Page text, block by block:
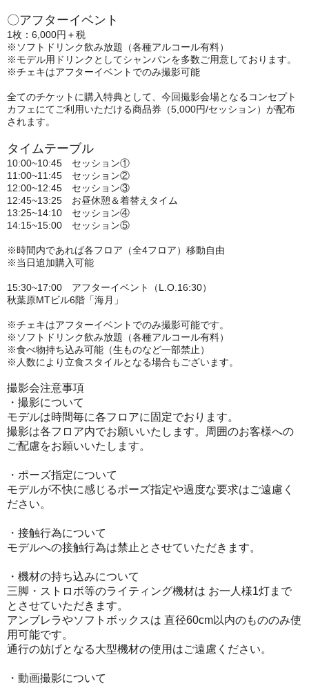
〇アフターイベント
1枚：6,000円＋税
※ソフトドリンク飲み放題（各種アルコール有料）
※モデル用ドリンクとしてシャンパンを多数ご用意しております。
※チェキはアフターイベントでのみ撮影可能
全てのチケットに購入特典として、今回撮影会場となるコンセプト
カフェにてご利用いただける商品券（5,000円/セッション）が配布
されます。
タイムテーブル
10:00~10:45 セッション①
11:00~11:45 セッション②
12:00~12:45 セッション③
12:45~13:25 お昼休憩＆着替えタイム
13:25~14:10 セッション④
14:15~15:00 セッション⑤
※時間内であれば各フロア（全4フロア）移動自由
※当日追加購入可能
15:30~17:00 アフターイベント（L.O.16:30）
秋葉原MTビル6階「海月」
※チェキはアフターイベントでのみ撮影可能です。
※ソフトドリンク飲み放題（各種アルコール有料）
※食べ物持ち込み可能（生ものなど一部禁止）
※人数により立食スタイルとなる場合もございます。
撮影会注意事項
・撮影について
モデルは時間毎に各フロアに固定でおります。
撮影は各フロア内でお願いいたします。周囲のお客様への
ご配慮をお願いいたします。
・ポーズ指定について
モデルが不快に感じるポーズ指定や過度な要求はご遠慮く
ださい。
・接触行為について
モデルへの接触行為は禁止とさせていただきます。
・機材の持ち込みについて
三脚・ストロボ等のライティング機材は お一人様1灯まで
とさせていただきます。
アンブレラやソフトボックスは 直径60cm以内のもののみ使
用可能です。
通行の妨げとなる大型機材の使用はご遠慮ください。
・動画撮影について